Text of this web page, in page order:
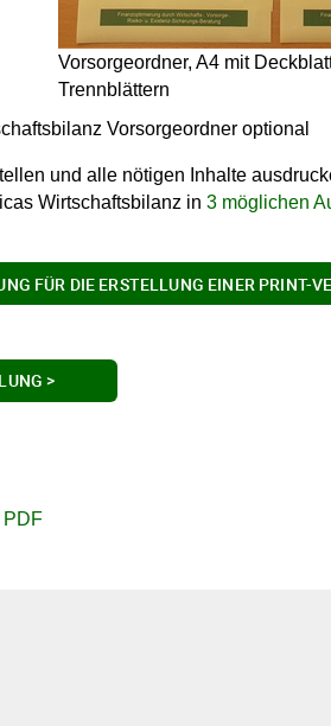
Vorsorgeordner, A4 mit
Trennblättern
Vorsorgeordner optional
und alle nötigen Inhalte
Wirtschaftsbilanz in 3 möglichen
FÜR DIE ERSTELLUNG EINER PRINT-
>
PDF